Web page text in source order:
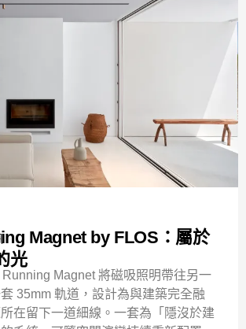
Magnet by FLOS：屬於
光
Running Magnet 將磁吸照明帶往另一
35mm 軌道，設計為與建築完全融
在留下一道細線。一套為「隱沒於建